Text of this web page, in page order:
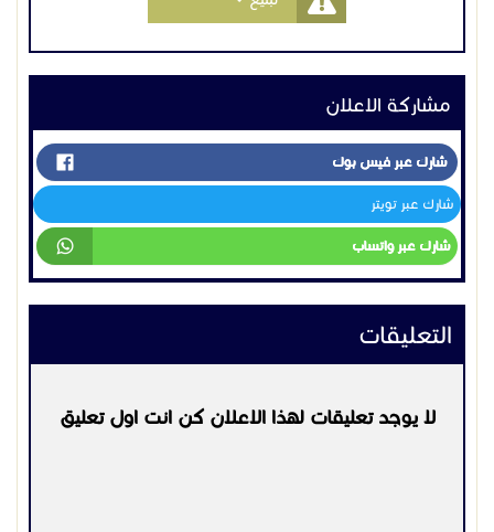
مشاركة الاعلان
شارك عبر فيس بوك
شارك عبر تويتر
شارك عبر واتساب
التعليقات
لا يوجد تعليقات لهذا الاعلان كن انت اول تعليق